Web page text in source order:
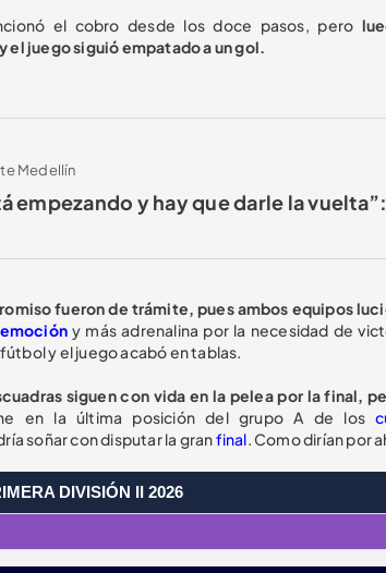
el cobro desde los doce pasos, pero
y el juego siguió empatado a un gol.
Medellín
empezando y hay que darle la
fueron de trámite, pues ambos equipos
emoción y más adrenalina por la necesidad de
y el juego acabó en tablas.
siguen con vida en la pelea por la final,
en la última posición del grupo A de los
soñar con disputar la granfinal. Como dirían por